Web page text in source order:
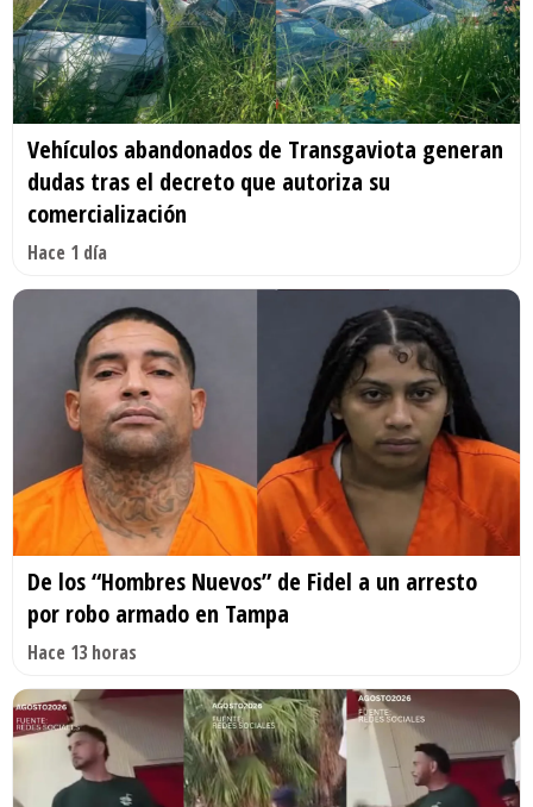
Vehículos abandonados de Transgaviota generan
dudas tras el decreto que autoriza su
comercialización
Hace 1 día
De los “Hombres Nuevos” de Fidel a un arresto
por robo armado en Tampa
Hace 13 horas